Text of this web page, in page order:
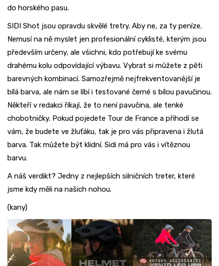
do horského pasu.
SIDI Shot jsou opravdu skvělé tretry. Aby ne, za ty peníze.
Nemusí na ně myslet jen profesionální cyklisté, kterým jsou
především určeny, ale všichni, kdo potřebují ke svému
drahému kolu odpovídající výbavu. Vybrat si můžete z pěti
barevných kombinací. Samozřejmě nejfrekventovanější je
bílá barva, ale nám se líbí i testované černé s bílou pavučinou.
Někteří v redakci říkají, že to není pavučina, ale tenké
chobotničky. Pokud pojedete Tour de France a přihodí se
vám, že budete ve žluťáku, tak je pro vás připravena i žlutá
barva. Tak můžete být klidní. Sidi má pro vás i vítěznou
barvu.
A náš verdikt? Jedny z nejlepších silničních treter, které
jsme kdy měli na našich nohou.
(kany)